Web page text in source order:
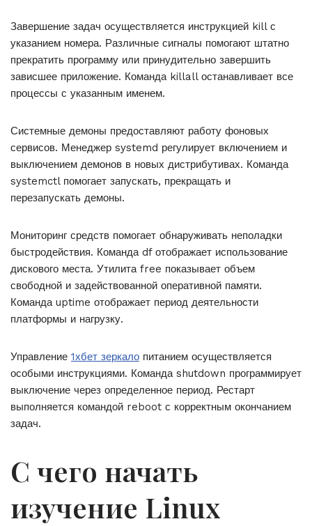
Завершение задач осуществляется инструкцией kill с
указанием номера. Различные сигналы помогают штатно
прекратить программу или принудительно завершить
зависшее приложение. Команда killall останавливает все
процессы с указанным именем.
Системные демоны предоставляют работу фоновых
сервисов. Менеджер systemd регулирует включением и
выключением демонов в новых дистрибутивах. Команда
systemctl помогает запускать, прекращать и
перезапускать демоны.
Мониторинг средств помогает обнаруживать неполадки
быстродействия. Команда df отображает использование
дискового места. Утилита free показывает объем
свободной и задействованной оперативной памяти.
Команда uptime отображает период деятельности
платформы и нагрузку.
Управление 1хбет зеркало питанием осуществляется
особыми инструкциями. Команда shutdown программирует
выключение через определенное период. Рестарт
выполняется командой reboot с корректным окончанием
задач.
С чего начать
изучение Linux